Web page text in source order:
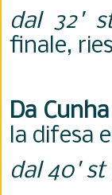
dal 32'
finale,
Da
la difesa
dal 40' st